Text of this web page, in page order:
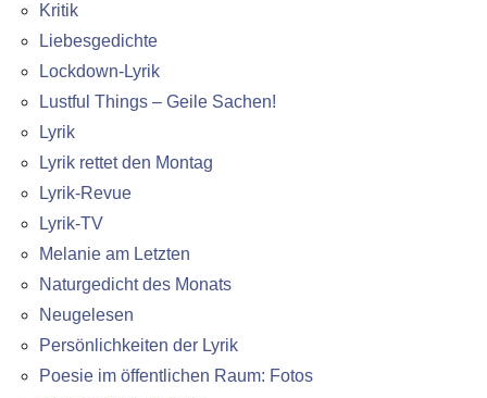
Kritik
Liebesgedichte
Lockdown-Lyrik
Lustful Things – Geile Sachen!
Lyrik
Lyrik rettet den Montag
Lyrik-Revue
Lyrik-TV
Melanie am Letzten
Naturgedicht des Monats
Neugelesen
Persönlichkeiten der Lyrik
Poesie im öffentlichen Raum: Fotos